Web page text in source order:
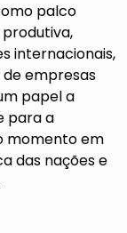
palco
internacionais,
empresas
papel a
para a
momento em
das nações e